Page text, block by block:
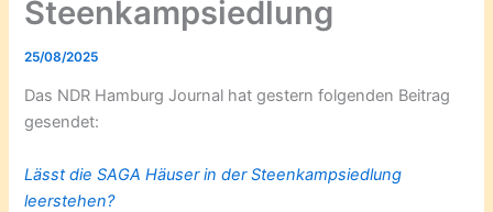
Steenkampsiedlung
25/08/2025
Das NDR Hamburg Journal hat gestern folgenden Beitrag
gesendet:
Lässt die SAGA Häuser in der Steenkampsiedlung
leerstehen?